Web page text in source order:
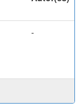
-